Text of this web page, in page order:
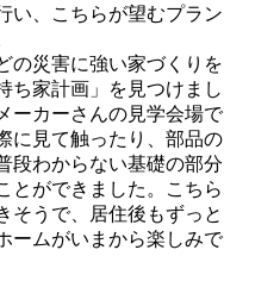
い、こちらが望むプラン
の災害に強い家づくりを
ち家計画」を見つけまし
ーカーさんの見学会場で
に見て触ったり、部品の
段わからない基礎の部分
とができました。こちら
そうで、居住後もずっと
ームがいまから楽しみで